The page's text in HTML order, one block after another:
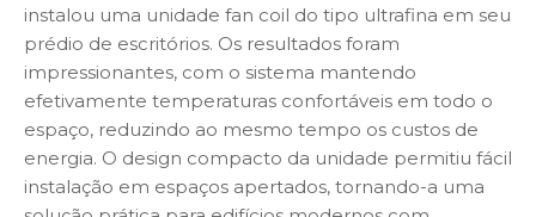
instalou uma unidade fan coil do tipo ultrafina em seu
prédio de escritórios. Os resultados foram
impressionantes, com o sistema mantendo
efetivamente temperaturas confortáveis ​​em todo o
espaço, reduzindo ao mesmo tempo os custos de
energia. O design compacto da unidade permitiu fácil
instalação em espaços apertados, tornando-a uma